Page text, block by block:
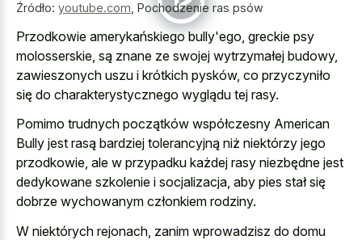
Źródło: youtube.com Pochodzenie ras psów
Przodkowie amerykańskiego bully'ego, greckie psy
molosserskie, są znane ze swojej wytrzymałej budowy,
zawieszonych uszu i krótkich pysków, co przyczyniło
się do charakterystycznego wyglądu tej rasy.
Pomimo trudnych początków współczesny American
Bully jest rasą bardziej tolerancyjną niż niektórzy jego
przodkowie, ale w przypadku każdej rasy niezbędne jest
dedykowane szkolenie i socjalizacja, aby pies stał się
dobrze wychowanym członkiem rodziny.
W niektórych rejonach, zanim wprowadzisz do domu